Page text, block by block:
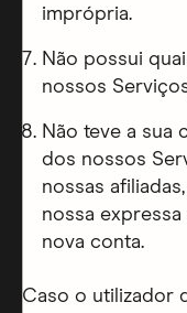
imprópria.
Não possui
nossos
Não teve a sua
dos nossos
nossas
nossa
nova conta.
Caso o utilizador